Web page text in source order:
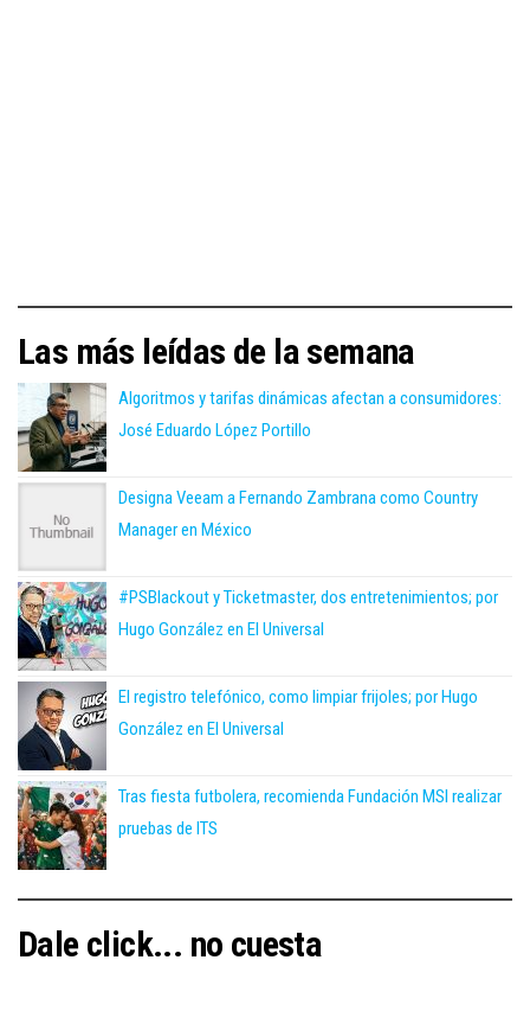
Las más leídas de la semana
Algoritmos y tarifas dinámicas afectan a consumidores:
José Eduardo López Portillo
Designa Veeam a Fernando Zambrana como Country
Manager en México
#PSBlackout y Ticketmaster, dos entretenimientos; por
Hugo González en El Universal
El registro telefónico, como limpiar frijoles; por Hugo
González en El Universal
Tras fiesta futbolera, recomienda Fundación MSI realizar
pruebas de ITS
Dale click... no cuesta